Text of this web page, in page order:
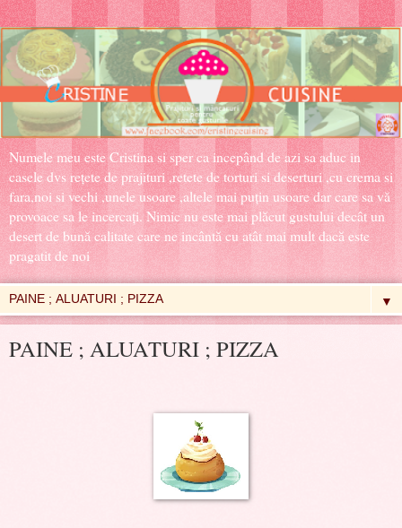
Numele meu este Cristina si sper ca incepând de azi sa aduc in
casele dvs rețete de prajituri ,retete de torturi si deserturi ,cu crema si
fara,noi si vechi ,unele usoare ,altele mai puțin usoare dar care sa vă
provoace sa le incercați. Nimic nu este mai plăcut gustului decât un
desert de bună calitate care ne incântă cu atât mai mult dacă este
pragatit de noi
▼
PAINE ; ALUATURI ; PIZZA